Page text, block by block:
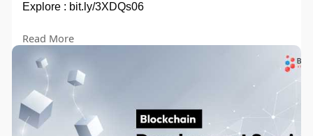
Explore : bit.ly/3XDQs06
#decentralizedsolutions #cryptoinnovation
#blockchaindevelopment
#digitaltransformation
#cryptorevolution
Read More